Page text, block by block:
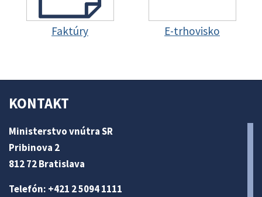
Faktúry E-trhovisko
KONTAKT
Ministerstvo vnútra SR
Pribinova 2
812 72 Bratislava
Telefón: +421 2 5094 1111